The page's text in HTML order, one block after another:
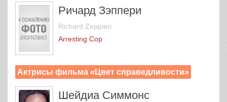
Ричард Зэппери
Richard Zeppieri
Arresting Cop
Актрисы фильма «Цвет справедливости»
Шейдиа Симмонс